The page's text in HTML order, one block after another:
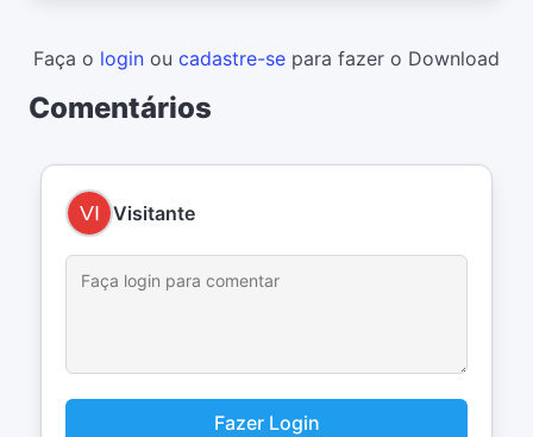
Faça o login ou cadastre-se para fazer o Download
Comentários
Visitante
Fazer Login